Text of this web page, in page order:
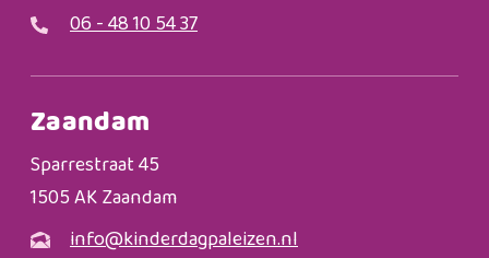
06 - 48 10 54 37
Zaandam
Sparrestraat 45
1505 AK Zaandam
info@kinderdagpaleizen.nl